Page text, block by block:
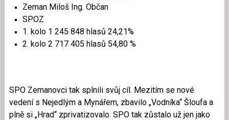
Zeman Miloš Ing. Občan
SPOZ
1. kolo 1 245 848 hlasů 24,21%
2. kolo 2 717 405 hlasů 54,80 %
SPO Zemanovci tak splnili svůj cíl. Mezitím se nové
vedení s Nejedlým a Mynářem, zbavilo „Vodníka“ Šloufa a
plně si „Hrad“ zprivatizovalo. SPO tak zůstalo už jen jako